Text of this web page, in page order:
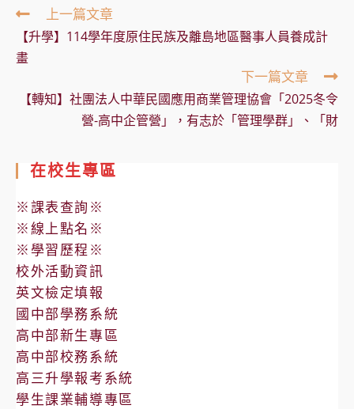
Read
more
articles
上一篇文章
【升學】114學年度原住民族及離島地區醫事人員養成計
畫
下一篇文章
【轉知】社團法人中華民國應用商業管理協會「2025冬令
營-高中企管營」，有志於「管理學群」、「財
在校生專區
※課表查詢※
※線上點名※
※學習歷程※
校外活動資訊
英文檢定填報
國中部學務系統
高中部新生專區
高中部校務系統
高三升學報考系統
學生課業輔導專區